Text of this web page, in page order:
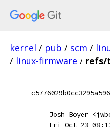
kernel / pub / scm /
/ linux-firmware / refs/
Josh Boyer
Fri Oct 23